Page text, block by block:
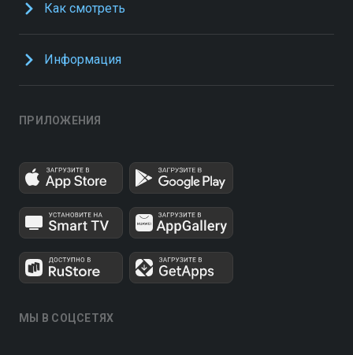
Как смотреть
Информация
ПРИЛОЖЕНИЯ
МЫ В СОЦСЕТЯХ